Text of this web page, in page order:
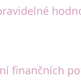
finančních